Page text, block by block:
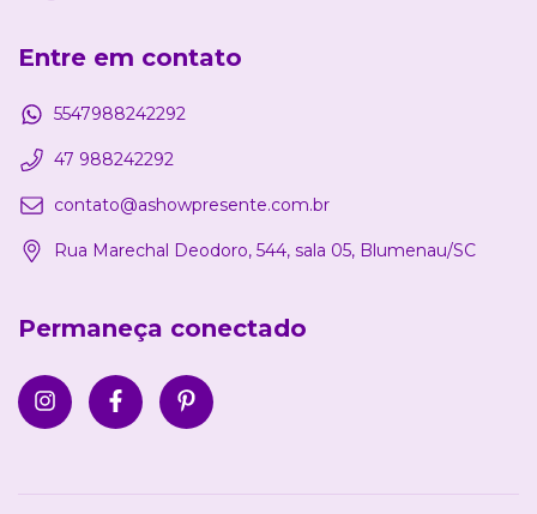
Entre em contato
5547988242292
47 988242292
contato@ashowpresente.com.br
Rua Marechal Deodoro, 544, sala 05, Blumenau/SC
Permaneça conectado